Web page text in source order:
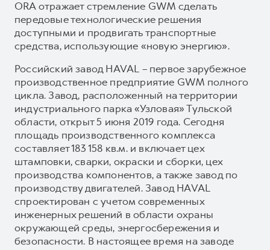
ORA отражает стремление GWM сделать
передовые технологические решения
доступными и продвигать транспортные
средства, использующие «новую энергию».
Российский завод HAVAL – первое зарубежное
производственное предприятие GWM полного
цикла. Завод, расположенный на территории
индустриального парка «Узловая» Тульской
области, открыт 5 июня 2019 года. Сегодня
площадь производственного комплекса
составляет 183 158 кв.м. и включает цех
штамповки, сварки, окраски и сборки, цех
производства компонентов, а также завод по
производству двигателей. Завод HAVAL
спроектирован с учетом современных
инженерных решений в области охраны
окружающей среды, энергосбережения и
безопасности. В настоящее время на заводе